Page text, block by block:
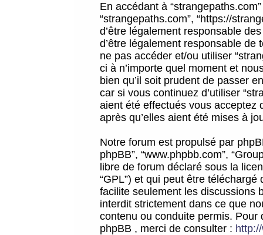
En accédant à
“strangepaths.com”, “https://
d’être légalement responsable
d’être légalement responsable
ne pas accéder et/ou utiliser
ci à n’importe quel moment et
bien qu’il soit prudent de passer
car si vous continuez d’utiliser
aient été effectués vous acceptez
après qu’elles aient été mises à
Notre forum est propulsé par
phpBB”, “www.phpbb.com”,
libre de forum déclaré sous la
“GPL”) et qui peut être téléchargé
facilite seulement les discussions
interdit strictement dans ce que
contenu ou conduite permis.
phpBB , merci de consulter :